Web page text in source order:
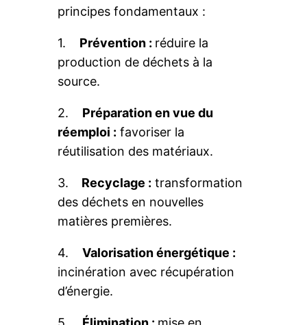
principes fondamentaux :
1. Prévention : réduire la
production de déchets à la
source.
2. Préparation en vue du
réemploi : favoriser la
réutilisation des matériaux.
3. Recyclage : transformation
des déchets en nouvelles
matières premières.
4.Valorisation énergétique :
incinération avec récupération
d’énergie.